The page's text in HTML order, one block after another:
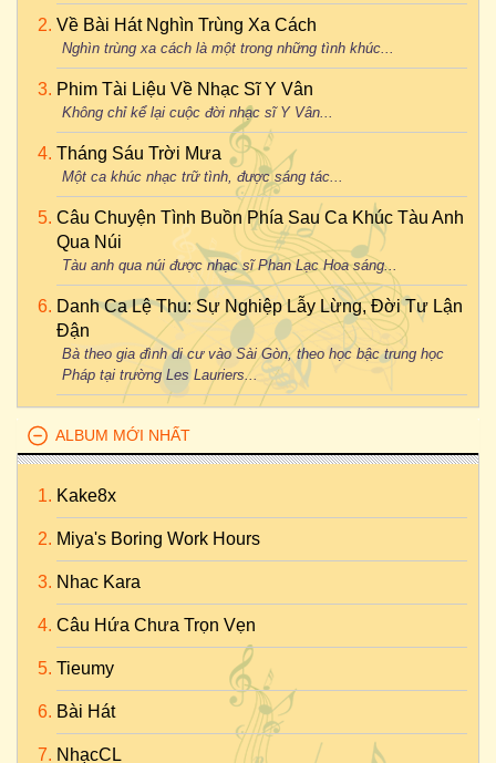
Về Bài Hát Nghìn Trùng Xa Cách
Nghìn trùng xa cách là một trong những tình khúc...
Phim Tài Liệu Về Nhạc Sĩ Y Vân
Không chỉ kể lại cuộc đời nhạc sĩ Y Vân...
Tháng Sáu Trời Mưa
Một ca khúc nhạc trữ tình, được sáng tác...
Câu Chuyện Tình Buồn Phía Sau Ca Khúc Tàu Anh
Qua Núi
Tàu anh qua núi được nhạc sĩ Phan Lạc Hoa sáng...
Danh Ca Lệ Thu: Sự Nghiệp Lẫy Lừng, Đời Tư Lận
Đận
Bà theo gia đình di cư vào Sài Gòn, theo học bậc trung học
Pháp tại trường Les Lauriers...
ALBUM MỚI NHẤT
Kake8x
Miya's Boring Work Hours
Nhac Kara
Câu Hứa Chưa Trọn Vẹn
Tieumy
Bài Hát
NhạcCL